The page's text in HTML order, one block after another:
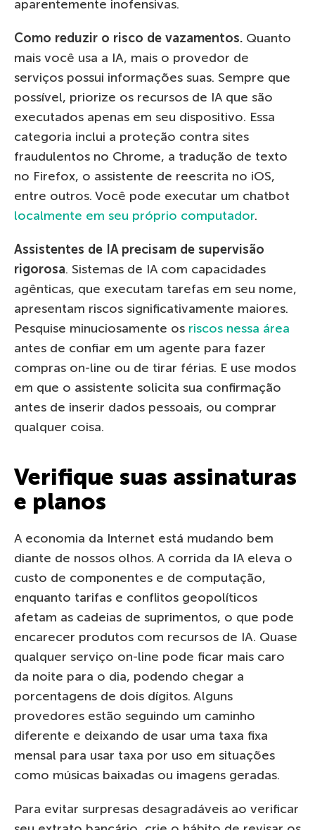
aparentemente inofensivas.
Como reduzir o risco de vazamentos. Quanto
mais você usa a IA, mais o provedor de
serviços possui informações suas. Sempre que
possível, priorize os recursos de IA que são
executados apenas em seu dispositivo. Essa
categoria inclui a proteção contra sites
fraudulentos no Chrome, a tradução de texto
no Firefox, o assistente de reescrita no iOS,
entre outros. Você pode executar um chatbot
localmente em seu próprio computador.
Assistentes de IA precisam de supervisão
rigorosa. Sistemas de IA com capacidades
agênticas, que executam tarefas em seu nome,
apresentam riscos significativamente maiores.
Pesquise minuciosamente os riscos nessa área
antes de confiar em um agente para fazer
compras on-line ou de tirar férias. E use modos
em que o assistente solicita sua confirmação
antes de inserir dados pessoais, ou comprar
qualquer coisa.
Verifique suas assinaturas
e planos
A economia da Internet está mudando bem
diante de nossos olhos. A corrida da IA eleva o
custo de componentes e de computação,
enquanto tarifas e conflitos geopolíticos
afetam as cadeias de suprimentos, o que pode
encarecer produtos com recursos de IA. Quase
qualquer serviço on-line pode ficar mais caro
da noite para o dia, podendo chegar a
porcentagens de dois dígitos. Alguns
provedores estão seguindo um caminho
diferente e deixando de usar uma taxa fixa
mensal para usar taxa por uso em situações
como músicas baixadas ou imagens geradas.
Para evitar surpresas desagradáveis ao verificar